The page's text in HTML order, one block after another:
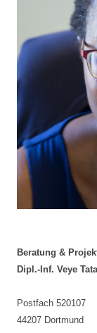
Beratung &
Dipl.-Inf. Veye
Postfach 520107
44207 Dortmund